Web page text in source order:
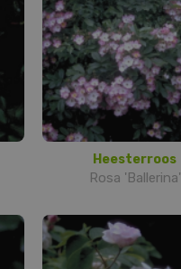
Heesterroos
Rosa 'Ballerina'